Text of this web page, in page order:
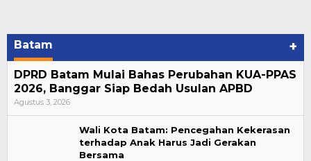
Batam +
DPRD Batam Mulai Bahas Perubahan KUA-PPAS
2026, Banggar Siap Bedah Usulan APBD
Agustus 3, 2026
Wali Kota Batam: Pencegahan Kekerasan
terhadap Anak Harus Jadi Gerakan
Bersama